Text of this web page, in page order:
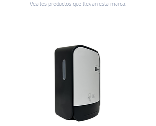
Vea los productos que llevan esta marca.